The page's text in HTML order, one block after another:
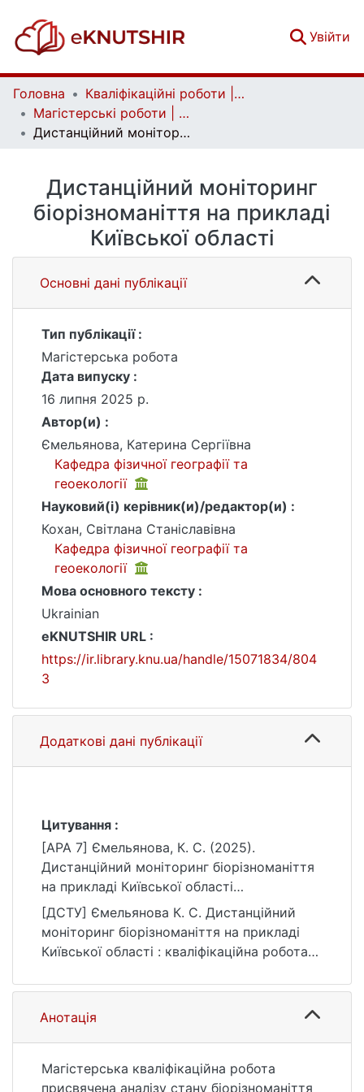
Увійти
Головна
Кваліфікаційні роботи | Qualifying works
Магістерські роботи | Master's theses
Дистанційний моніторинг біорізноманіття на прикладі Київської області
Дистанційний моніторинг
біорізноманіття на прикладі
Київської області
Основні дані публікації
Тип публікації :
Магістерська робота
Дата випуску :
16 липня 2025 р.
Автор(и) :
Ємельянова, Катерина Сергіївна
Кафедра фізичної географії та
геоекології
Науковий(і) керівник(и)/редактор(и) :
Кохан, Світлана Станіславівна
Кафедра фізичної географії та
геоекології
Мова основного тексту :
Ukrainian
eKNUTSHIR URL :
https://ir.library.knu.ua/handle/15071834/804
3
Додаткові дані публікації
Цитування :
[APA 7] Ємельянова, К. С. (2025).
Дистанційний моніторинг біорізноманіття
на прикладі Київської області
[Магістерська робота, Київський
національний університет імені Тараса
Шевченка]. eKNUTSHIR.
https://ir.library.knu.ua/handle/15071834/804
3
[ДСТУ] Ємельянова К. С. Дистанційний
моніторинг біорізноманіття на прикладі
Київської області : кваліфікаційна робота
С. С. Кохан. Київ, 2025. 75 с. URL:
https://ir.library.knu.ua/handle/15071834/804
3 (дата звернення: 25.07.2026).
Анотація
Магістерська кваліфікаційна робота
присвячена аналізу стану біорізноманіття